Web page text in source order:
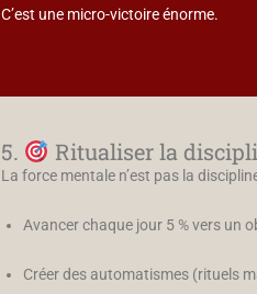
C’est une micro-victoire énorme.
5. Ritualiser la
La force mentale n’est pas la
Avancer chaque jour 5 % vers un
Créer des automatismes (rituels